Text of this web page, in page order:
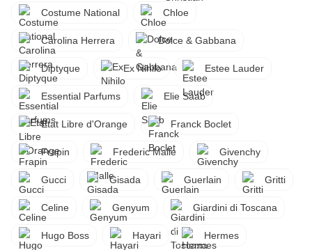
Costume National Chloe
Carolina Herrera Dolce & Gabbana
Diptyque Ex Nihilo Estee Lauder
Essential Parfums Elie Saab
Etat Libre d'Orange Franck Boclet
Frapin Frederic Malle Givenchy
Gucci Gisada Guerlain Gritti
Celine Genyum Giardini di Toscana
Hugo Boss Hayari Hermes